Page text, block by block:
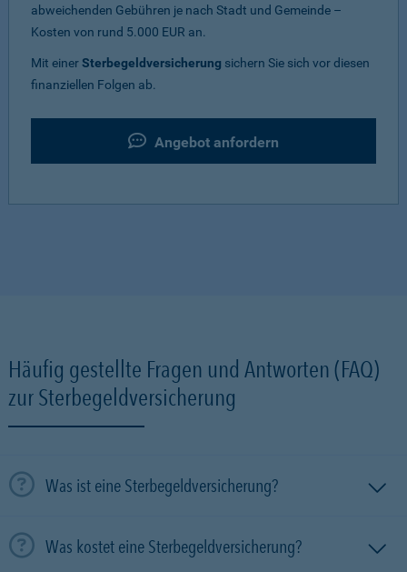
abweichenden Gebühren je nach Stadt und Gemeinde –
Kosten von rund 5.000 EUR an.
Mit einerSterbegeldversicherung sichern Sie sich vor diesen
finanziellen Folgen ab.
Angebot anfordern
Häufig gestellte Fragen und Antworten (FAQ)
zur Sterbegeldversicherung
Was ist eine Sterbegeldversicherung?
Was kostet eine Sterbegeldversicherung?